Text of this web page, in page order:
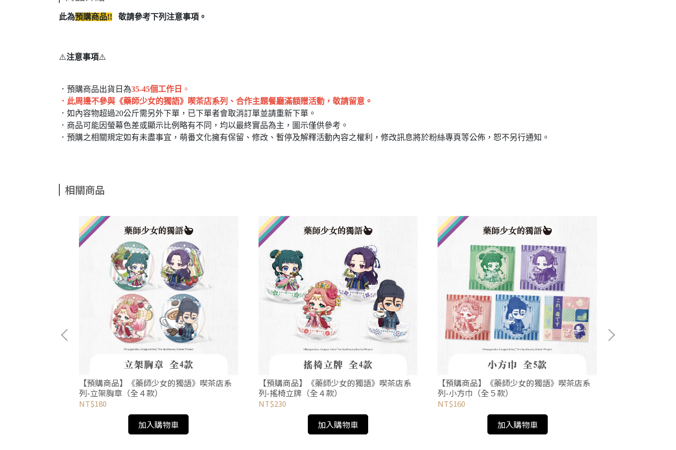
此為預購商品!! 敬請參考下列注意事項。
⚠️注意事項⚠️
．預購商品出貨日為35-45個工作日 。
．此周邊不參與《藥師少女的獨語》喫茶店系列、合作主題餐廳滿額贈活動，敬請留意。
．如內容物超過20公斤需另外下單，已下單者會取消訂單並請重新下單。
．商品可能因螢幕色差或顯示比例略有不同，均以最終實品為主，圖示僅供參考。
．預購之相關規定如有未盡事宜，萌番文化擁有保留、修改、暫停及解釋活動內容之權利，修改訊息將於粉絲專頁等公佈，恕不另行通知。
相關商品
【預購商品】《藥師少女的獨語》喫茶店系
列-立架胸章（全４款）
NT$180
加入購物車
【預購商品】《藥師少女的獨語》喫茶店系
列-搖椅立牌（全４款）
NT$230
加入購物車
【預購商品】《藥師少女的獨語》喫茶店系
列-小方巾（全５款）
NT$160
加入購物車